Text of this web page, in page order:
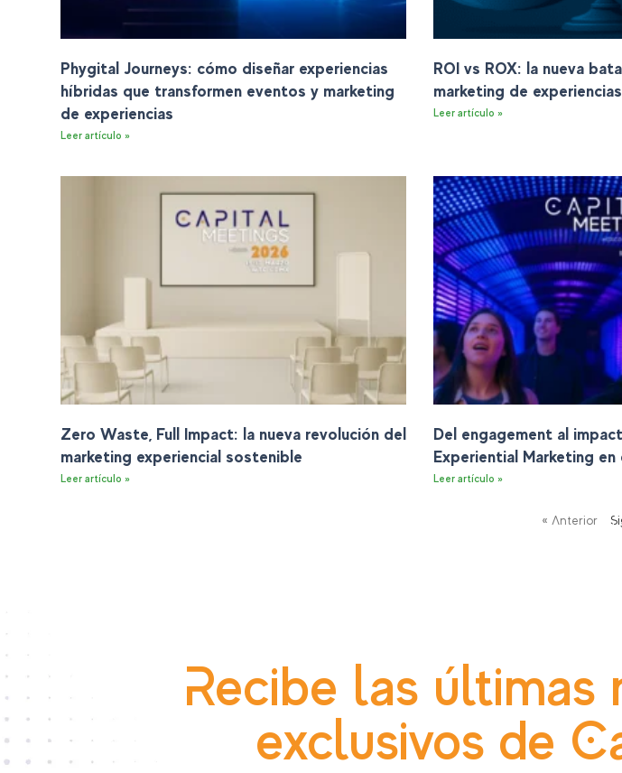
Phygital Journeys: cómo diseñar experiencias
híbridas que transformen eventos y marketing
de experiencias
Leer artículo »
ROI vs ROX: la nueva
marketing de experiencias
Leer artículo »
Zero Waste, Full Impact: la nueva revolución del
marketing experiencial sostenible
Leer artículo »
Del engagement al
Experiential Marketing
Leer artículo »
« Anterior
Recibe las últimas
exclusivos de